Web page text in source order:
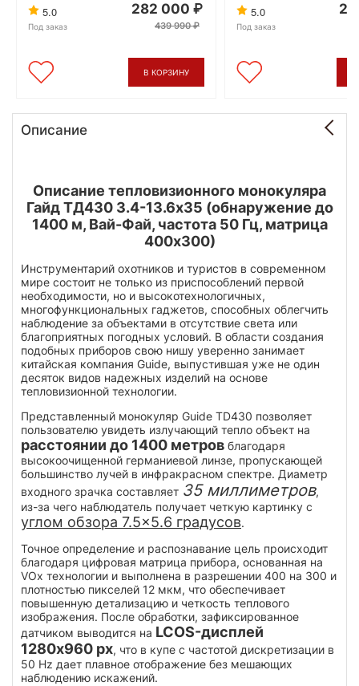
5.0
Под заказ
282 000
439 990
В КОРЗИНУ
5.0
Под заказ
Описание
Описание тепловизионного монокуляра
Гайд ТД430 3.4-13.6х35 (обнаружение до
1400 м, Вай-Фай, частота 50 Гц, матрица
400х300)
Инструментарий охотников и туристов в современном
мире состоит не только из приспособлений первой
необходимости, но и высокотехнологичных,
многофункциональных гаджетов, способных облегчить
наблюдение за объектами в отсутствие света или
благоприятных погодных условий. В области создания
подобных приборов свою нишу уверенно занимает
китайская компания Guide, выпустившая уже не один
десяток видов надежных изделий на основе
тепловизионной технологии.
Представленный монокуляр Guide TD430 позволяет
пользователю увидеть излучающий тепло объект на
расстоянии до 1400 метров благодаря
высокоочищенной германиевой линзе, пропускающей
большинство лучей в инфракрасном спектре. Диаметр
входного зрачка составляет 35 миллиметров,
из-за чего наблюдатель получает четкую картинку с
углом обзора 7.5×5.6 градусов.
Точное определение и распознавание цель происходит
благодаря цифровая матрица прибора, основанная на
VOx технологии и выполнена в разрешении 400 на 300 и
плотностью пикселей 12 мкм, что обеспечивает
повышенную детализацию и четкость теплового
изображения. После обработки, зафиксированное
датчиком выводится на LCOS-дисплей
1280x960 px, что в купе с частотой дискретизации в
50 Hz дает плавное отображение без мешающих
наблюдению искажений.